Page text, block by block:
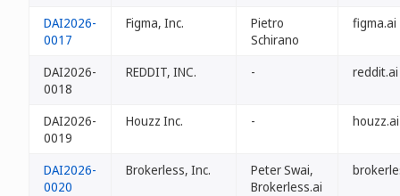
DAI2026-
0017
Figma, Inc.
Pietro
Schirano
figma.ai
DAI2026-
0018
REDDIT, INC. - reddit.ai
DAI2026-
0019
Houzz Inc. - houzz.ai
DAI2026-
0020
Brokerless, Inc.
Peter Swai,
Brokerless.ai